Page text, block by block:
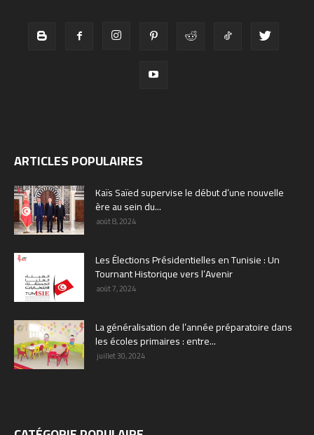
ARTICLES POPULAIRES
Kaïs Saïed supervise le début d’une nouvelle
ère au sein du...
août 8, 2024
Les Élections Présidentielles en Tunisie : Un
Tournant Historique vers l’Avenir
août 7, 2024
La généralisation de l’année préparatoire dans
les écoles primaires : entre...
juillet 30, 2024